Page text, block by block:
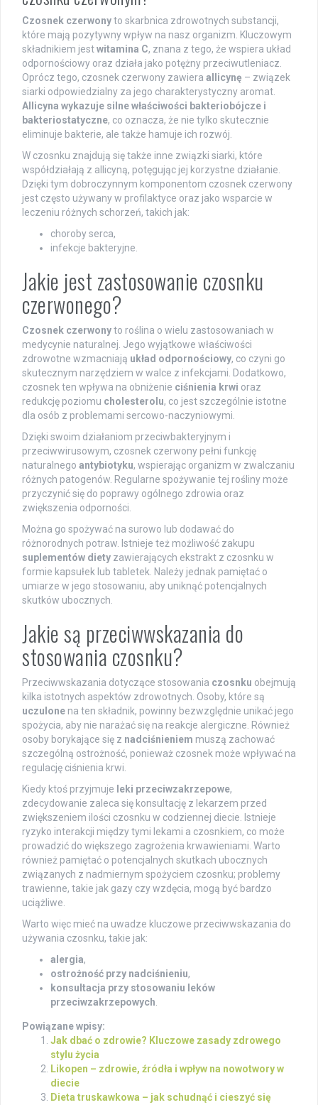
Czosnek czerwonyto skarbnica zdrowotnych substancji,
które mają pozytywny wpływ na nasz organizm. Kluczowym
składnikiem jestwitamina C, znana z tego, że wspiera układ
odpornościowy oraz działa jako potężny przeciwutleniacz.
Oprócz tego, czosnek czerwony zawiera allicynę – związek
siarki odpowiedzialny za jego charakterystyczny aromat.
Allicyna wykazuje silne właściwości bakteriobójcze i
bakteriostatyczne, co oznacza, że nie tylko skutecznie
eliminuje bakterie, ale także hamuje ich rozwój.
W czosnku znajdują się także inne związki siarki, które
współdziałają z allicyną, potęgując jej korzystne działanie.
Dzięki tym dobroczynnym komponentom czosnek czerwony
jest często używany w profilaktyce oraz jako wsparcie w
leczeniu różnych schorzeń, takich jak:
choroby serca,
infekcje bakteryjne.
Jakie jest zastosowanie czosnku
czerwonego?
Czosnek czerwonyto roślina o wielu zastosowaniach w
medycynie naturalnej. Jego wyjątkowe właściwości
zdrowotne wzmacniają układ odpornościowy, co czyni go
skutecznym narzędziem w walce z infekcjami. Dodatkowo,
czosnek ten wpływa na obniżenie ciśnienia krwi oraz
redukcję poziomu cholesterolu, co jest szczególnie istotne
dla osób z problemami sercowo-naczyniowymi.
Dzięki swoim działaniom przeciwbakteryjnym i
przeciwwirusowym, czosnek czerwony pełni funkcję
naturalnego antybiotyku, wspierając organizm w zwalczaniu
różnych patogenów. Regularne spożywanie tej rośliny może
przyczynić się do poprawy ogólnego zdrowia oraz
zwiększenia odporności.
Można go spożywać na surowo lub dodawać do
różnorodnych potraw. Istnieje też możliwość zakupu
suplementów diety zawierających ekstrakt z czosnku w
formie kapsułek lub tabletek. Należy jednak pamiętać o
umiarze w jego stosowaniu, aby uniknąć potencjalnych
skutków ubocznych.
Jakie są przeciwwskazania do
stosowania czosnku?
Przeciwwskazania dotyczące stosowania czosnku obejmują
kilka istotnych aspektów zdrowotnych. Osoby, które są
uczulone na ten składnik, powinny bezwzględnie unikać jego
spożycia, aby nie narażać się na reakcje alergiczne. Również
osoby borykające się z nadciśnieniem muszą zachować
szczególną ostrożność, ponieważ czosnek może wpływać na
regulację ciśnienia krwi.
Kiedy ktoś przyjmuje leki przeciwzakrzepowe,
zdecydowanie zaleca się konsultację z lekarzem przed
zwiększeniem ilości czosnku w codziennej diecie. Istnieje
ryzyko interakcji między tymi lekami a czosnkiem, co może
prowadzić do większego zagrożenia krwawieniami. Warto
również pamiętać o potencjalnych skutkach ubocznych
związanych z nadmiernym spożyciem czosnku; problemy
trawienne, takie jak gazy czy wzdęcia, mogą być bardzo
uciążliwe.
Warto więc mieć na uwadze kluczowe przeciwwskazania do
używania czosnku, takie jak:
alergia,
ostrożność przy nadciśnieniu,
konsultacja przy stosowaniu leków
przeciwzakrzepowych
Powiązane wpisy:
Jak dbać o zdrowie? Kluczowe zasady zdrowego
stylu życia
Likopen – zdrowie, źródła i wpływ na nowotwory w
diecie
Dieta truskawkowa – jak schudnąć i cieszyć się